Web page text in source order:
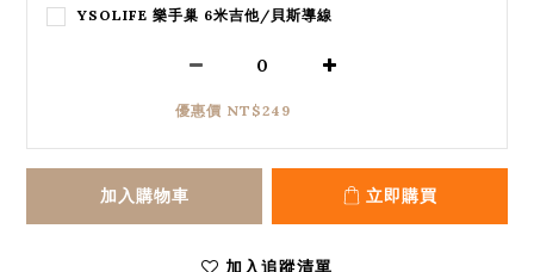
YSOLIFE 樂手巢 6米吉他/貝斯導線
優惠價 NT$249
加入購物車 立即購買
加入追蹤清單